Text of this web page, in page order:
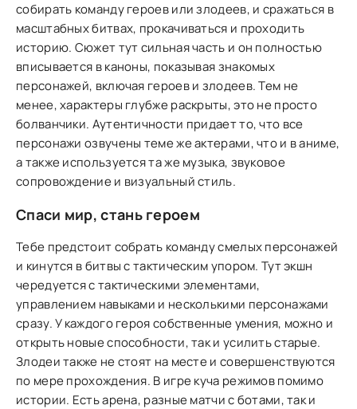
собирать команду героев или злодеев, и сражаться в
масштабных битвах, прокачиваться и проходить
историю. Сюжет тут сильная часть и он полностью
вписывается в каноны, показывая знакомых
персонажей, включая героев и злодеев. Тем не
менее, характеры глубже раскрыты, это не просто
болванчики. Аутентичности придает то, что все
персонажи озвучены теме же актерами, что и в аниме,
а также используется та же музыка, звуковое
сопровождение и визуальный стиль.
Спаси мир, стань героем
Тебе предстоит собрать команду смелых персонажей
и кинутся в битвы с тактическим упором. Тут экшн
чередуется с тактическими элементами,
управлением навыками и несколькими персонажами
сразу. У каждого героя собственные умения, можно и
открыть новые способности, так и усилить старые.
Злодеи также не стоят на месте и совершенствуются
по мере прохождения. В игре куча режимов помимо
истории. Есть арена, разные матчи с ботами, так и